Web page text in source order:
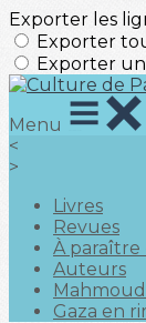
Exporter les
Exporter
Exporter
Menu
<
>
Livres
Revues
À paraître
Auteurs
Gaza en